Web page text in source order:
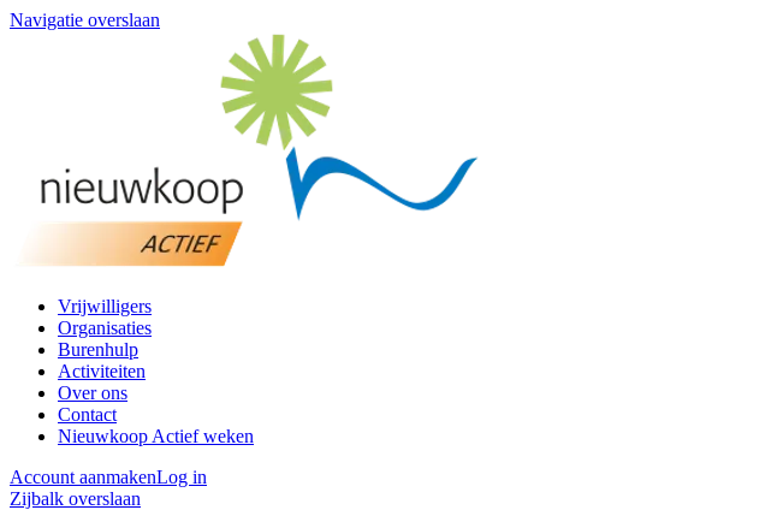
Navigatie overslaan
Vrijwilligers
Organisaties
Burenhulp
Activiteiten
Over ons
Contact
Nieuwkoop Actief weken
Account aanmakenLog in
Zijbalk overslaan